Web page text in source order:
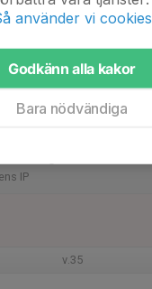
IP
v.35
använder vi cookies
Godkänn alla kakor
Bara nödvändiga